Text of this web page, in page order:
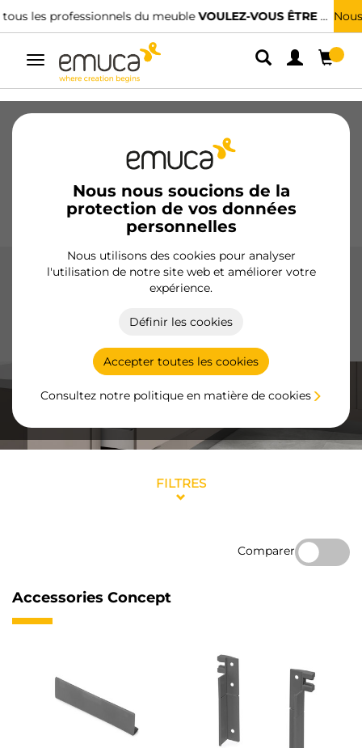
Nous avons des distributeurs spécialisés.TROUVER LE PLUS PROCHE
Alterner
navigation
Nous nous soucions de la
protection de vos données
personnelles
Nous utilisons des cookies pour analyser
l'utilisation de notre site web et améliorer votre
expérience.
Définir les cookies
Accepter toutes les cookies
Consultez notre politique en matière de cookies
Charnières
Cuisine Montage
Poignées Pieds Présentoirs
Accessories Concept
fonctionnalité et la personnalisation des tiroirs, avec des
FILTRES
Comparer
Accessories Concept